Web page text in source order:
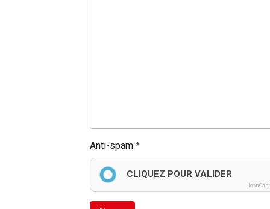
Anti-spam
CLIQUEZ POUR VALIDER